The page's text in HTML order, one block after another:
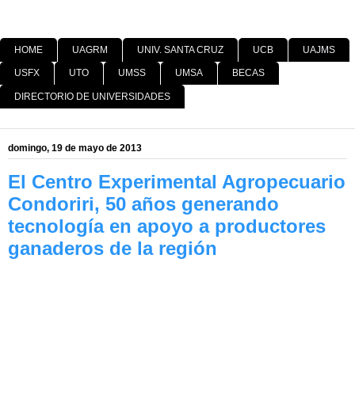
HOME UAGRM UNIV. SANTA CRUZ UCB UAJMS
USFX UTO UMSS UMSA BECAS
DIRECTORIO DE UNIVERSIDADES
domingo, 19 de mayo de 2013
El Centro Experimental Agropecuario
Condoriri, 50 años generando
tecnología en apoyo a productores
ganaderos de la región